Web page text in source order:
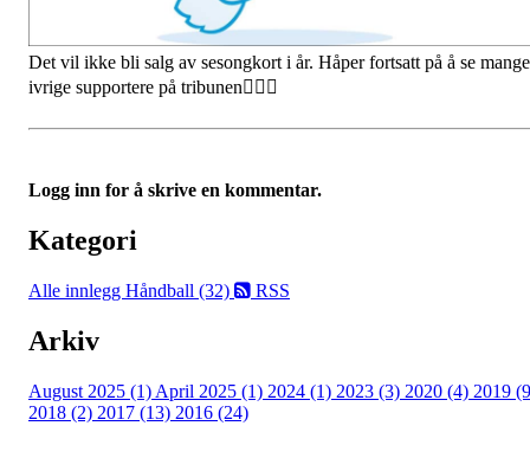
Det vil ikke bli salg av sesongkort i år. Håper fortsatt på å se mange
ivrige supportere på tribunen🤾🏽‍♀️
Logg inn for å skrive en kommentar.
Kategori
Alle innlegg Håndball (32) RSS
Arkiv
August 2025 (1) April 2025 (1) 2024 (1) 2023 (3) 2020 (4) 2019
2018 (2) 2017 (13) 2016 (24)